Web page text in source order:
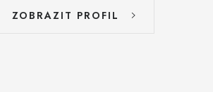
ZOBRAZIT PROFIL